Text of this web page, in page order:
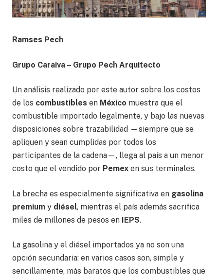
Ramses Pech
Grupo Caraiva – Grupo Pech Arquitecto
Un análisis realizado por este autor sobre los costos
de los combustibles en México muestra que el
combustible importado legalmente, y bajo las nuevas
disposiciones sobre trazabilidad —siempre que se
apliquen y sean cumplidas por todos los
participantes de la cadena—, llega al país a un menor
costo que el vendido por Pemex en sus terminales.
La brecha es especialmente significativa en gasolina
premium y diésel, mientras el país además sacrifica
miles de millones de pesos en IEPS.
La gasolina y el diésel importados ya no son una
opción secundaria: en varios casos son, simple y
sencillamente, más baratos que los combustibles que